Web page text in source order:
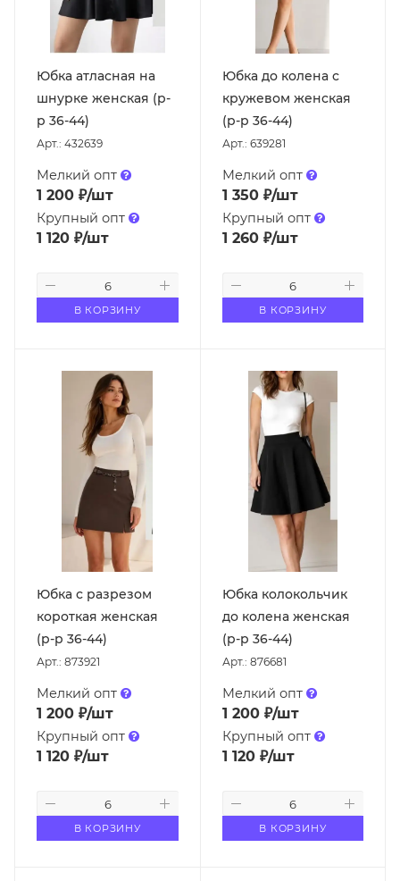
Юбка атласная на
шнурке женская (р-
р 36-44)
Арт.: 432639
Мелкий опт
1 200 ₽/шт
Крупный опт
1 120 ₽/шт
В КОРЗИНУ
Юбка до колена с
кружевом женская
(р-р 36-44)
Арт.: 639281
Мелкий опт
1 350₽/шт
Крупный опт
1 260₽/шт
В КОРЗИНУ
Юбка с разрезом
короткая женская
(р-р 36-44)
Арт.: 873921
Мелкий опт
1 200 ₽/шт
Крупный опт
1 120 ₽/шт
В КОРЗИНУ
Юбка колокольчик
до колена женская
(р-р 36-44)
Арт.: 876681
Мелкий опт
1 200₽/шт
Крупный опт
1 120₽/шт
В КОРЗИНУ